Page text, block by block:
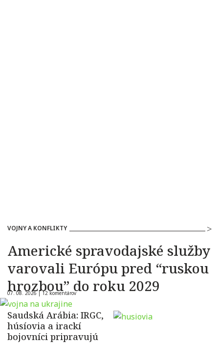
VOJNY A KONFLIKTY
Americké spravodajské služby
varovali Európu pred “ruskou
hrozbou” do roku 2029
07. 08. 2026 |12 komentárov
Saudská Arábia: IRGC,
húsíovia a irackí
bojovníci pripravujú